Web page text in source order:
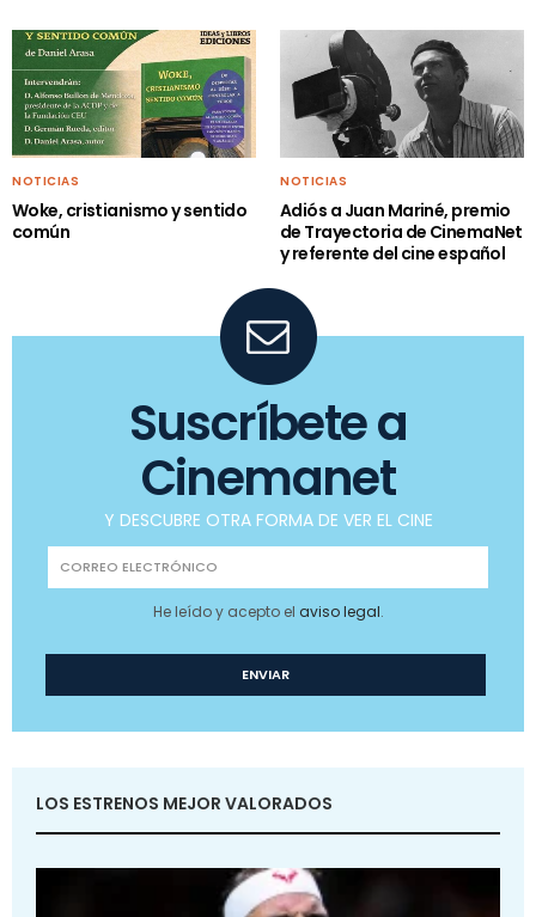
NOTICIAS
Woke, cristianismo y sentido
común
NOTICIAS
Adiós a Juan Mariné, premio
de Trayectoria de CinemaNet
y referente del cine español
Suscríbete a
Cinemanet
Y DESCUBRE OTRA FORMA DE VER EL CINE
He leído y acepto el aviso legal.
LOS ESTRENOS MEJOR VALORADOS